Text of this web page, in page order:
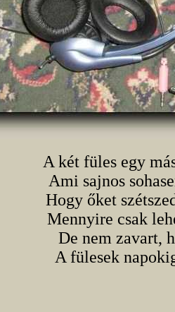
A két füles egy
Ami sajnos
Hogy őket
Mennyire csak
De nem zavart,
A fülesek